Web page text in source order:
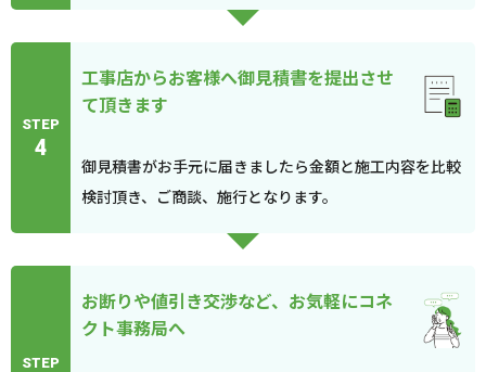
STEP
4
工事店からお客様へ御見積書を提出させ
て頂きます
御見積書がお手元に届きましたら金額と施工内容を比較
検討頂き、ご商談、施行となります。
STEP
お断りや値引き交渉など、お気軽にコネ
クト事務局へ